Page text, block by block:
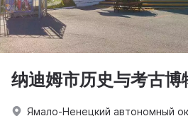
纳迪姆市历史与考古博
Ямало-Ненецкий автономный